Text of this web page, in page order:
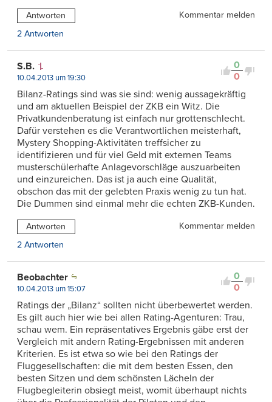
Antworten
Kommentar melden
2 Antworten
0
0
S.B.
10.04.2013 um 19:30
Bilanz-Ratings sind was sie sind: wenig aussagekräftig
und am aktuellen Beispiel der ZKB ein Witz. Die
Privatkundenberatung ist einfach nur grottenschlecht.
Dafür verstehen es die Verantwortlichen meisterhaft,
Mystery Shopping-Aktivitäten treffsicher zu
identifizieren und für viel Geld mit externen Teams
musterschülerhafte Anlagevorschläge auszuarbeiten
und einzureichen. Das ist ja auch eine Qualität,
obschon das mit der gelebten Praxis wenig zu tun hat.
Die Dummen sind einmal mehr die echten ZKB-Kunden.
Antworten
Kommentar melden
2 Antworten
0
0
Beobachter
10.04.2013 um 15:07
Ratings der „Bilanz“ sollten nicht überbewertet werden.
Es gilt auch hier wie bei allen Rating-Agenturen: Trau,
schau wem. Ein repräsentatives Ergebnis gäbe erst der
Vergleich mit andern Rating-Ergebnissen mit anderen
Kriterien. Es ist etwa so wie bei den Ratings der
Fluggesellschaften: die mit dem besten Essen, den
besten Sitzen und dem schönsten Lächeln der
Flugbegleiterin obsiegt meist, womit überhaupt nichts